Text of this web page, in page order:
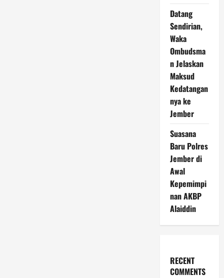
Datang
Sendirian,
Waka
Ombudsma
n Jelaskan
Maksud
Kedatangan
nya ke
Jember
Suasana
Baru Polres
Jember di
Awal
Kepemimpi
nan AKBP
Alaiddin
RECENT
COMMENTS